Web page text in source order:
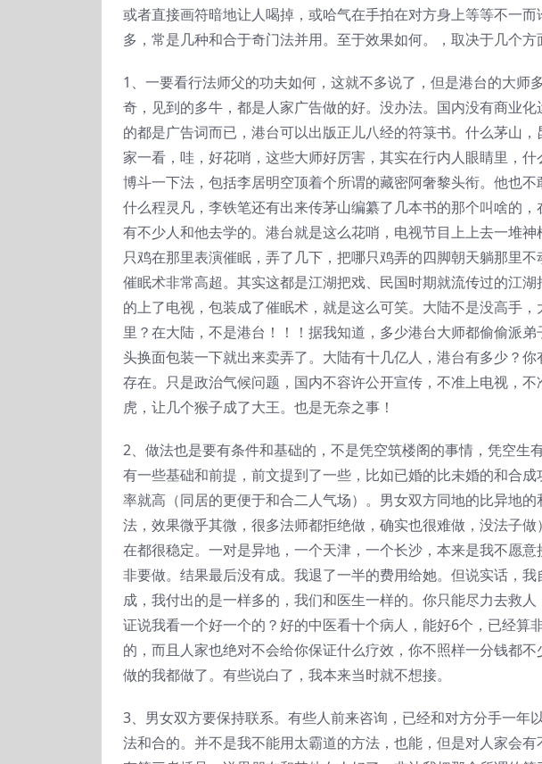
或者直接画符暗地让人喝掉，或哈气在手拍在对方身上等等不一
多，常是几种和合于奇门法并用。至于效果如何。，取决于几个方
1、一要看行法师父的功夫如何，这就不多说了，但是港台的大师
奇，见到的多牛，都是人家广告做的好。没办法。国内没有商业
的都是广告词而已，港台可以出版正儿八经的符箓书。什么茅山
家一看，哇，好花哨，这些大师好厉害，其实在行内人眼睛里，
博斗一下法，包括李居明空顶着个所谓的藏密阿奢黎头衔。他也不
什么程灵凡，李铁笔还有出来传茅山编纂了几本书的那个叫啥的
有不少人和他去学的。港台就是这么花哨，电视节目上上去一堆
只鸡在那里表演催眠，弄了几下，把哪只鸡弄的四脚朝天躺那里
催眠术非常高超。其实这都是江湖把戏、民国时期就流传过的江
的上了电视，包装成了催眠术，就是这么可笑。大陆不是没高手
里？在大陆，不是港台！！！据我知道，多少港台大师都偷偷派
头换面包装一下就出来卖弄了。大陆有十几亿人，港台有多少？
存在。只是政治气候问题，国内不容许公开宣传，不准上电视，
虎，让几个猴子成了大王。也是无奈之事！
2、做法也是要有条件和基础的，不是凭空筑楼阁的事情，凭空生
有一些基础和前提，前文提到了一些，比如已婚的比未婚的和合
率就高（同居的更便于和合二人气场）。男女双方同地的比异地
法，效果微乎其微，很多法师都拒绝做，确实也很难做，没法子
在都很稳定。一对是异地，一个天津，一个长沙，本来是我不愿
非要做。结果最后没有成。我退了一半的费用给她。但说实话，
成，我付出的是一样多的，我们和医生一样的。你只能尽力去救
证说我看一个好一个的？好的中医看十个病人，能好6个，已经算
的，而且人家也绝对不会给你保证什么疗效，你不照样一分钱都
做的我都做了。有些说白了，我本来当时就不想接。
3、男女双方要保持联系。有些人前来咨询，已经和对方分手一年
法和合的。并不是我不能用太霸道的方法，也能，但是对人家会